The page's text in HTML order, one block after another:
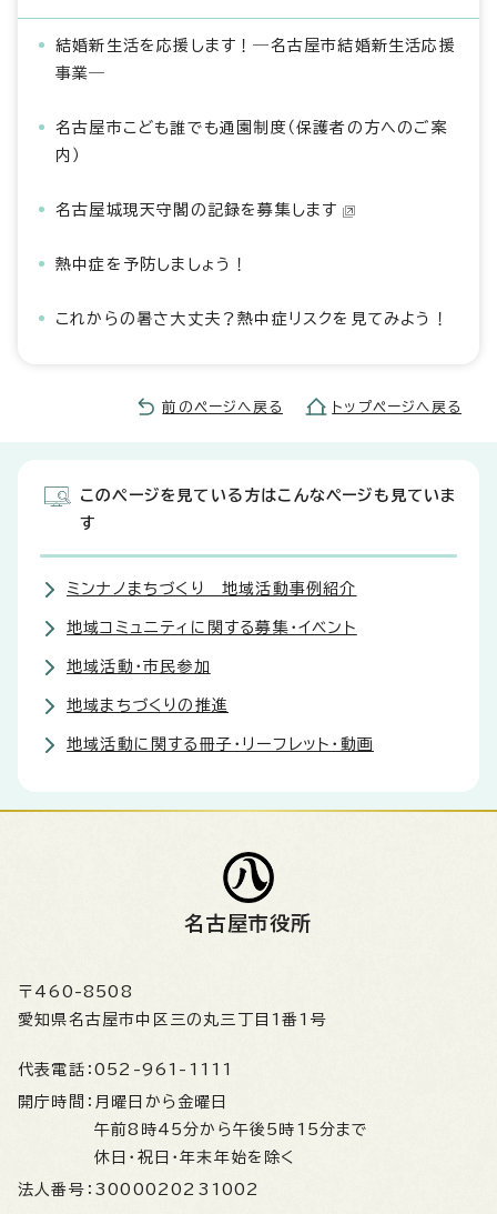
結婚新生活を応援します！―名古屋市結婚新生活応援
事業―
名古屋市こども誰でも通園制度（保護者の方へのご案
内）
名古屋城現天守閣の記録を募集します
熱中症を予防しましょう！
これからの暑さ大丈夫？熱中症リスクを見てみよう！
前のページへ戻る トップページへ戻る
このページを見ている方はこんなページも見ていま
す
ミンナノまちづくり 地域活動事例紹介
地域コミュニティに関する募集・イベント
地域活動・市民参加
地域まちづくりの推進
地域活動に関する冊子・リーフレット・動画
名古屋市役所
〒460-8508
愛知県名古屋市中区三の丸三丁目1番1号
代表電話： 052-961-1111
開庁時間： 月曜日から金曜日
午前8時45分から午後5時15分まで
休日・祝日・年末年始を除く
法人番号： 3000020231002